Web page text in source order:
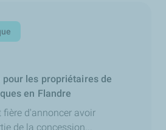
pour les propriétaires de
en Flandre
fière d'annoncer avoir
de la concession...